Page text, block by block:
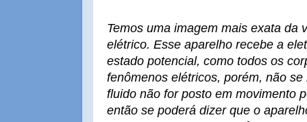
Temos uma imagem mais exata da
elétrico. Esse aparelho recebe a
estado potencial, como todos os
fenômenos elétricos, porém, não
fluido não for posto em movimento
então se poderá dizer que o